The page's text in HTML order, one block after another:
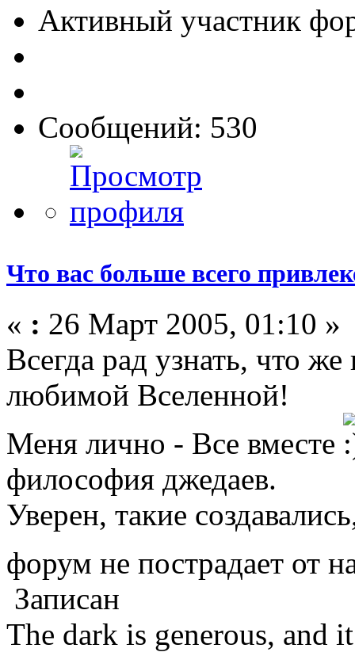
Активный участник
Сообщений: 530
Что вас больше всего
« : 26 Март 2005, 01:10 »
Всегда рад узнать, что
любимой Вселенной!
Меня лично - Все вместе
философия джедаев.
Уверен, такие
форум не пострадает от
Записан
The dark is generous, and